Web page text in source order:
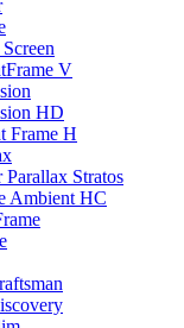
V
HD
Frame H
Stratos
Ambient HC